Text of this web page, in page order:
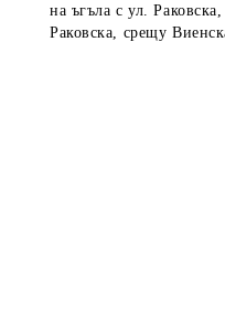
на ъгъла с ул.
Раковска, срещу